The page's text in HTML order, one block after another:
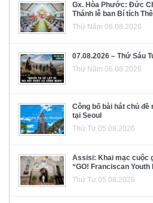
Gx. Hòa Phước: Đức
Thánh lễ ban Bí tích
Thứ Năm 06.08.2026
07.08.2026 – Thứ Sáu
Thứ Năm 06.08.2026
Công bố bài hát chủ
tại Seoul
Thứ Tư 05.08.2026
Assisi: Khai mạc cuộc
“GO! Franciscan Youth
Thứ Tư 05.08.2026